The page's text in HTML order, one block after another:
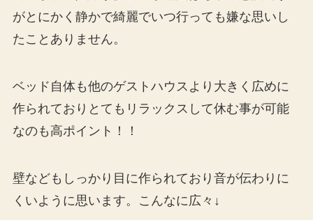
がとにかく静かで綺麗でいつ行っても嫌な思いし
たことありません。
ベッド自体も他のゲストハウスより大きく広めに
作られておりとてもリラックスして休む事が可能
なのも高ポイント！！
壁などもしっかり目に作られており音が伝わりに
くいように思います。こんなに広々↓